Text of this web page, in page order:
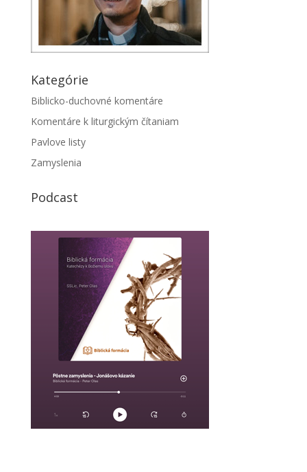
Kategórie
Biblicko-duchovné komentáre
Komentáre k liturgickým čítaniam
Pavlove listy
Zamyslenia
Podcast